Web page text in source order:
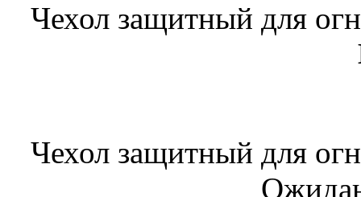
Чехол защитный для
Чехол защитный для